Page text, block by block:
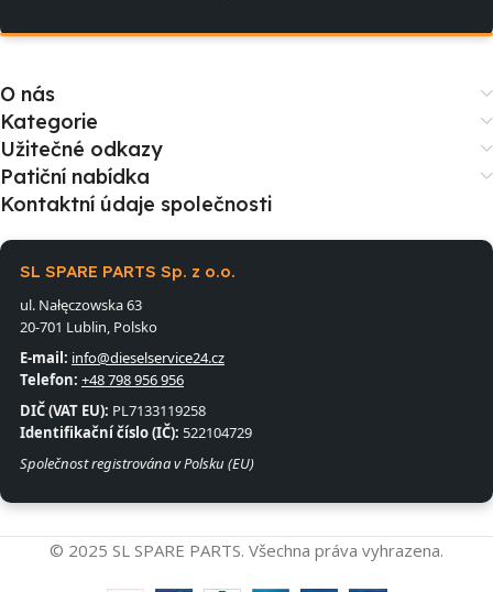
O nás
Kategorie
Užitečné odkazy
Patiční nabídka
Kontaktní údaje společnosti
SL SPARE PARTS Sp. z o.o.
ul. Nałęczowska 63
20-701 Lublin, Polsko
E-mail: info@dieselservice24.cz
Telefon: +48 798 956 956
DIČ (VAT EU): PL7133119258
Identifikační číslo (IČ): 522104729
Společnost registrována v Polsku (EU)
© 2025 SL SPARE PARTS. Všechna práva vyhrazena.